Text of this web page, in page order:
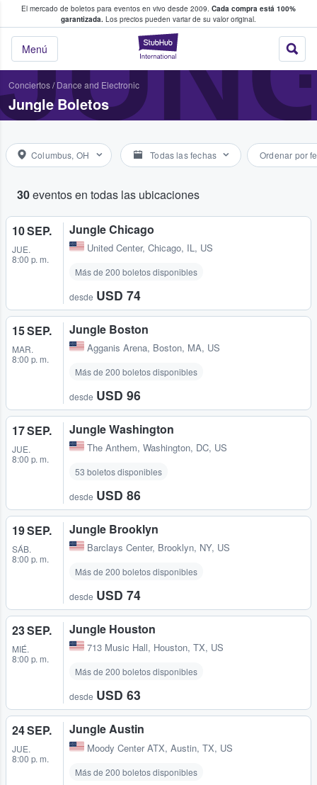
El mercado de boletos para eventos en vivo desde 2009. Cada compra está 100%
garantizada. Los precios pueden variar de su valor original.
StubHub: donde
Menú
fans compran y venden boletos
Conciertos/ Dance and Electronic
Jungle Boletos
Columbus, OH Todas las fechas Ordenar por
30eventos en todas las ubicaciones
10 SEP.
JUE.
8:00 p. m.
Jungle Chicago
United Center, Chicago, IL, US
Más de 200 boletos disponibles
desde USD 74
15 SEP.
MAR.
8:00 p. m.
Jungle Boston
Agganis Arena, Boston, MA, US
Más de 200 boletos disponibles
desde USD 96
17 SEP.
JUE.
8:00 p. m.
Jungle Washington
The Anthem, Washington, DC, US
53 boletos disponibles
desde USD 86
19 SEP.
SÁB.
8:00 p. m.
Jungle Brooklyn
Barclays Center, Brooklyn, NY, US
Más de 200 boletos disponibles
desde USD 74
23 SEP.
MIÉ.
8:00 p. m.
Jungle Houston
713 Music Hall, Houston, TX, US
Más de 200 boletos disponibles
desde USD 63
24 SEP.
JUE.
8:00 p. m.
Jungle Austin
Moody Center ATX, Austin, TX, US
Más de 200 boletos disponibles